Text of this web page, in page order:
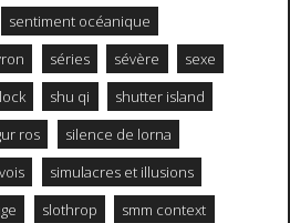
sentiment océanique
séries sévère
sexe
shu qi
shutter island
ros
silence de lorna
simulacres et illusions
slothrop
smm context